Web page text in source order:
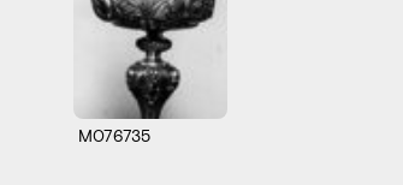
M076735